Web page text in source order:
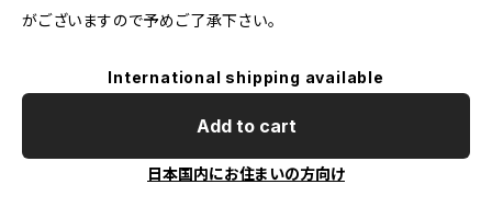
がございますので予めご了承下さい。
International shipping available
Add to cart
日本国内にお住まいの方向け